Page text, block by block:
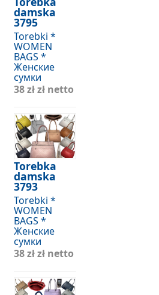
damska
3795
Torebki *
WOMEN
BAGS *
Женские
сумки
38 złzł netto
Torebka
damska
3793
Torebki *
WOMEN
BAGS *
Женские
сумки
38 złzł netto